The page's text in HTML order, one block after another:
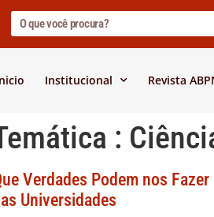
Aberta
Institucional Revista
:
Verdades Podem nos
Universidades